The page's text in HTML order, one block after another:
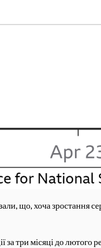
що, хоча зростання
за три місяці до